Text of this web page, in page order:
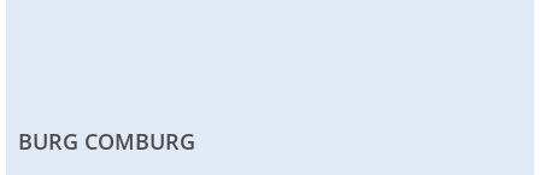
BURG COMBURG